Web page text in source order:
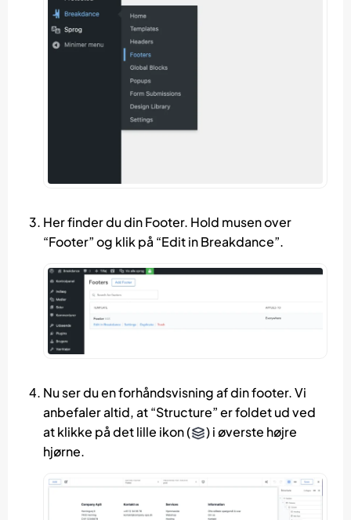
Her finder du din Footer. Hold musen over
“Footer” og klik på “Edit in Breakdance”.
Nu ser du en forhåndsvisning af din footer. Vi
anbefaler altid, at “Structure” er foldet ud ved
at klikke på det lille ikon (
) i øverste højre
hjørne.